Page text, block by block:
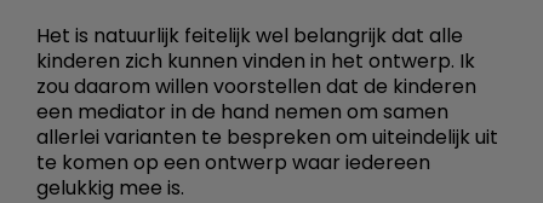
Het is natuurlijk feitelijk wel belangrijk dat alle
kinderen zich kunnen vinden in het ontwerp. Ik
zou daarom willen voorstellen dat de kinderen
een mediator in de hand nemen om samen
allerlei varianten te bespreken om uiteindelijk uit
te komen op een ontwerp waar iedereen
gelukkig mee is.